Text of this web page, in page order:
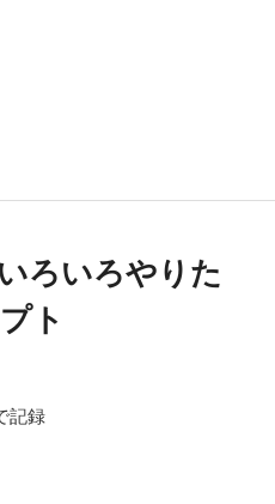
ろいろやりた
ト
記録